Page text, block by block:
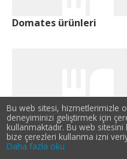
Domates ürünleri
Domates ve sebze suyu
Bu web sitesi, hizmetlerimizle
deneyiminizi geliştirmek için
kullanmaktadır. Bu web sitesini
bize çerezleri kullanma izni
Daha fazla oku